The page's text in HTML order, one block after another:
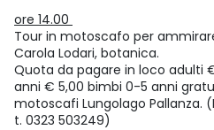
ore 14.00
Tour in motoscafo per
Carola Lodari, botanica.
Quota da pagare in loco adulti
anni € 5,00 bimbi 0-5 anni
motoscafi Lungolago Pallanza.
t. 0323 503249)